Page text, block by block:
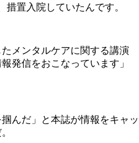
措置入院していたんです。
メンタルケアに関する講演
発信をおこなっています」
んだ」と本誌が情報をキャッ